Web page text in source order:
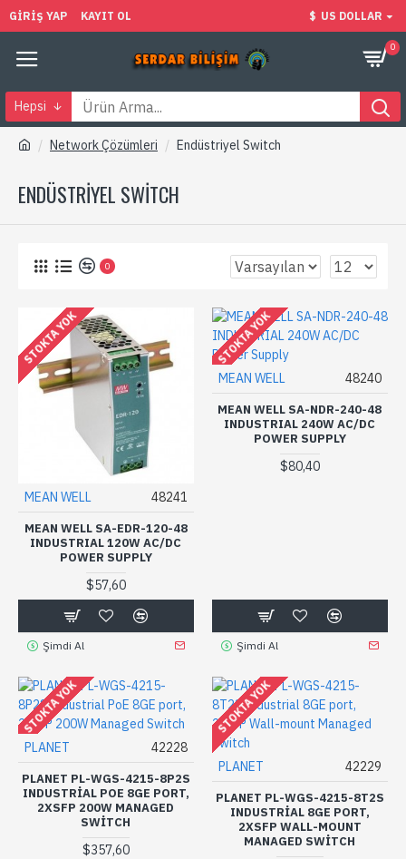
GIRIŞ YAP KAYIT OL $ US DOLLAR
0
Hepsi
Network Çözümleri Endüstriyel Switch
ENDÜSTRIYEL SWITCH
0
STOKTA YOK
MEAN WELL 48241
MEAN WELL SA-EDR-120-48
INDUSTRIAL 120W AC/DC
POWER SUPPLY
$57,60
Şimdi Al
STOKTA YOK
MEAN WELL 48240
MEAN WELL SA-NDR-240-48
INDUSTRIAL 240W AC/DC
POWER SUPPLY
$80,40
Şimdi Al
STOKTA YOK
PLANET 42228
PLANET PL-WGS-4215-8P2S
INDUSTRIAL POE 8GE PORT,
2XSFP 200W MANAGED
SWITCH
$357,60
STOKTA YOK
PLANET 42229
PLANET PL-WGS-4215-8T2S
INDUSTRIAL 8GE PORT,
2XSFP WALL-MOUNT
MANAGED SWITCH